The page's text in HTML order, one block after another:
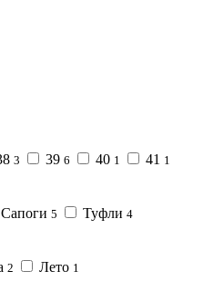
3 39 6 40 1 41 1
Сапоги 5 Туфли 4
2 Лето 1